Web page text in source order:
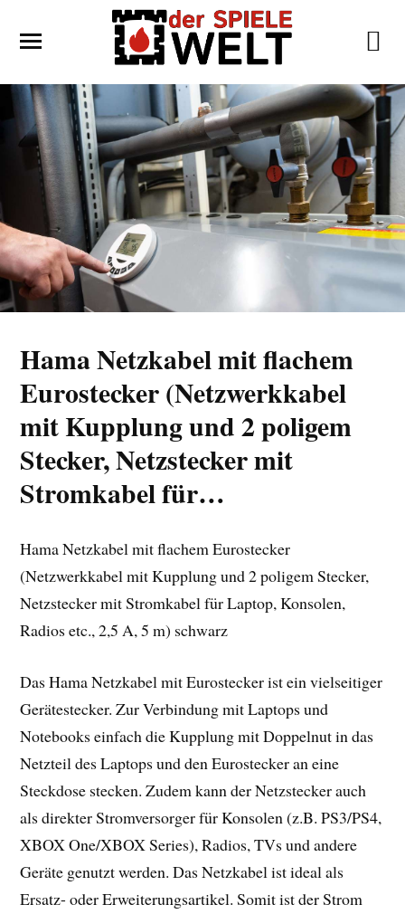
Hama Netzkabel mit flachem
Eurostecker (Netzwerkkabel
mit Kupplung und 2 poligem
Stecker, Netzstecker mit
Stromkabel für…
Hama Netzkabel mit flachem Eurostecker
(Netzwerkkabel mit Kupplung und 2 poligem Stecker,
Netzstecker mit Stromkabel für Laptop, Konsolen,
Radios etc., 2,5 A, 5 m) schwarz
Das Hama Netzkabel mit Eurostecker ist ein vielseitiger
Gerätestecker. Zur Verbindung mit Laptops und
Notebooks einfach die Kupplung mit Doppelnut in das
Netzteil des Laptops und den Eurostecker an eine
Steckdose stecken. Zudem kann der Netzstecker auch
als direkter Stromversorger für Konsolen (z.B. PS3/PS4,
XBOX One/XBOX Series), Radios, TVs und andere
Geräte genutzt werden. Das Netzkabel ist ideal als
Ersatz- oder Erweiterungsartikel. Somit ist der Strom